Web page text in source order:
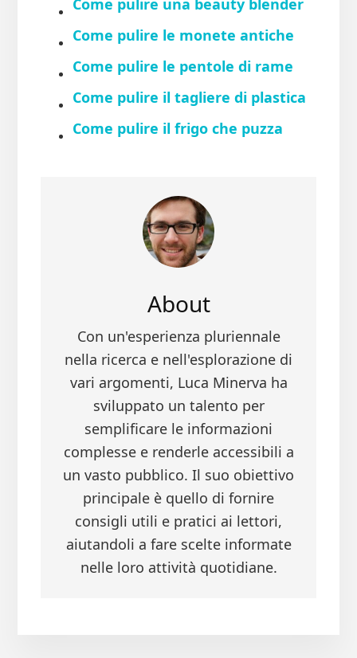
Come pulire una beauty blender
Come pulire le monete antiche
Come pulire le pentole di rame
Come pulire il tagliere di plastica
Come pulire il frigo che puzza
About
Con un'esperienza pluriennale
nella ricerca e nell'esplorazione di
vari argomenti, Luca Minerva ha
sviluppato un talento per
semplificare le informazioni
complesse e renderle accessibili a
un vasto pubblico. Il suo obiettivo
principale è quello di fornire
consigli utili e pratici ai lettori,
aiutandoli a fare scelte informate
nelle loro attività quotidiane.